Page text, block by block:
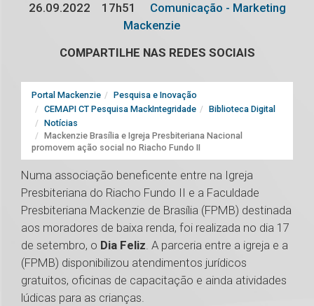
26.09.2022
17h51
Comunicação - Marketing
Mackenzie
COMPARTILHE NAS REDES SOCIAIS
Portal Mackenzie
Pesquisa e Inovação
CEMAPI CT Pesquisa MackIntegridade
Biblioteca Digital
Notícias
Mackenzie Brasília e Igreja Presbiteriana Nacional
promovem ação social no Riacho Fundo II
Numa associação beneficente entre na Igreja
Presbiteriana do Riacho Fundo II e a Faculdade
Presbiteriana Mackenzie de Brasília (FPMB) destinada
aos moradores de baixa renda, foi realizada no dia 17
de setembro, o Dia Feliz. A parceria entre a igreja e a
(FPMB) disponibilizou atendimentos jurídicos
gratuitos, oficinas de capacitação e ainda atividades
lúdicas para as crianças.